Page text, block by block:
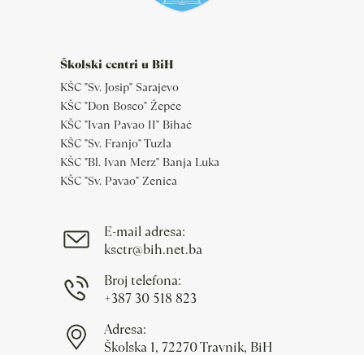
Školski centri u BiH
KŠC "Sv. Josip" Sarajevo
KŠC "Don Bosco" Žepče
KŠC "Ivan Pavao II" Bihać
KŠC "Sv. Franjo" Tuzla
KŠC "Bl. Ivan Merz" Banja Luka
KŠC "Sv. Pavao" Zenica
E-mail adresa:
ksctr@bih.net.ba
Broj telefona:
+387 30 518 823
Adresa:
Školska 1, 72270 Travnik, BiH